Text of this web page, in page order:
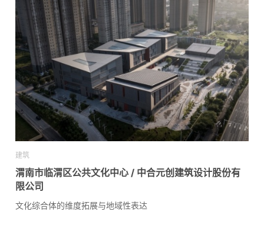
建筑
渭南市临渭区公共文化中心 / 中合元创建筑设计股份有
限公司
文化综合体的维度拓展与地域性表达